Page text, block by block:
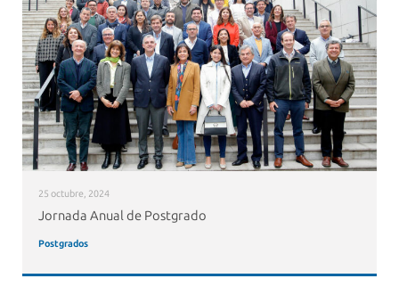
25 octubre, 2024
Jornada Anual de Postgrado
Postgrados